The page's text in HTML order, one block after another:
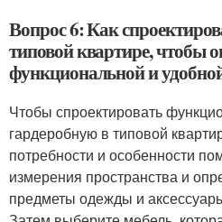
Вопрос 6: Как
типовой квартире, чтобы
функциональной и
Чтобы спроектировать
гардеробную в типовой
потребности и особенности
измерения пространства и
предметы одежды и